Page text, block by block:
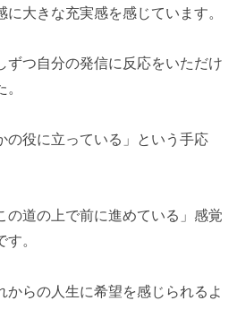
大きな充実感を感じています。
ずつ自分の発信に反応をいただけ
の役に立っている」という手応
の道の上で前に進めている」感覚
。
からの人生に希望を感じられるよ